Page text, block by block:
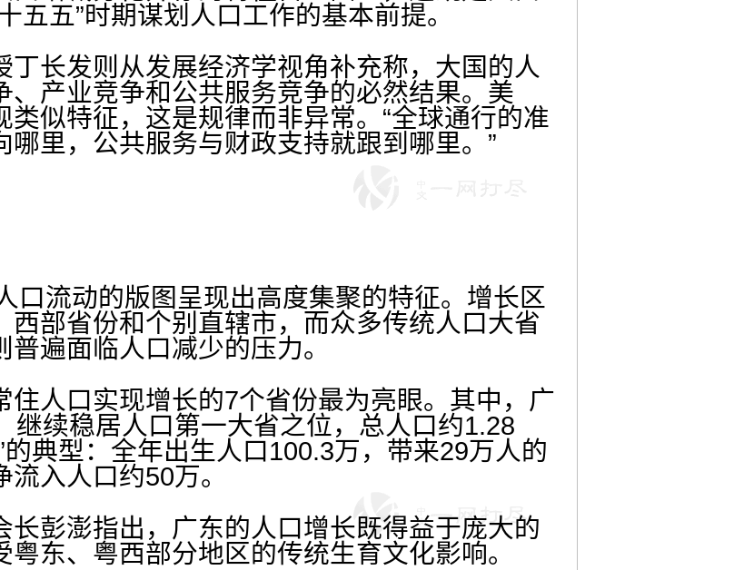
五五”时期谋划人口工作的基本前提。
丁长发则从发展经济学视角补充称，大国的人
、产业竞争和公共服务竞争的必然结果。美
类似特征，这是规律而非异常。“全球通行的准
里，公共服务与财政支持就跟到哪里。”
口流动的版图呈现出高度集聚的特征。增长区
西部省份和个别直辖市，而众多传统人口大省
遍面临人口减少的压力。
住人口实现增长的7个省份最为亮眼。其中，广
继续稳居人口第一大省之位，总人口约1.28
的典型：全年出生人口100.3万，带来29万人的
入人口约50万。
长彭澎指出，广东的人口增长既得益于庞大的
东、粤西部分地区的传统生育文化影响。